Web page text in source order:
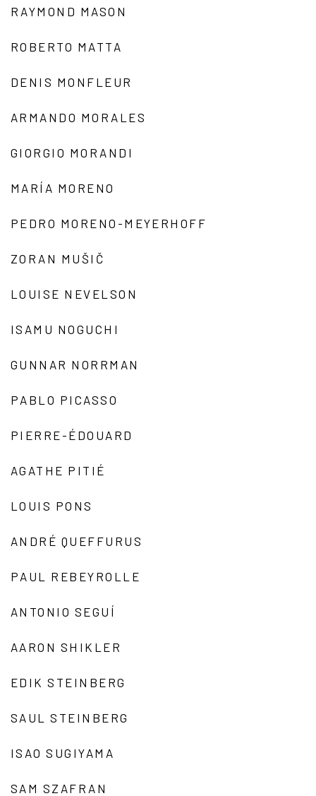
RAYMOND MASON
ROBERTO MATTA
DENIS MONFLEUR
ARMANDO MORALES
GIORGIO MORANDI
MARÍA MORENO
PEDRO MORENO-MEYERHOFF
ZORAN MUŠIČ
LOUISE NEVELSON
ISAMU NOGUCHI
GUNNAR NORRMAN
PABLO PICASSO
PIERRE-ÉDOUARD
AGATHE PITIÉ
LOUIS PONS
ANDRÉ QUEFFURUS
PAUL REBEYROLLE
ANTONIO SEGUÍ
AARON SHIKLER
EDIK STEINBERG
SAUL STEINBERG
ISAO SUGIYAMA
SAM SZAFRAN